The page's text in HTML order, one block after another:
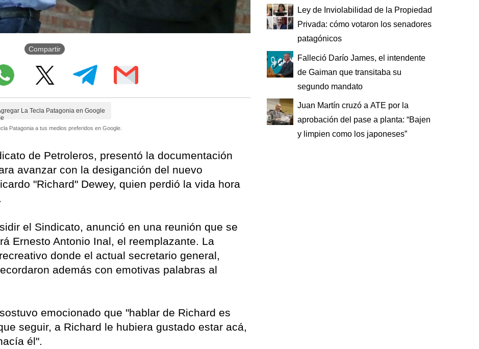
Compartir
La Tecla Patagonia en Google
Patagonia a tus medios preferidos en Google.
de Petroleros, presentó la documentación
avanzar con la desiganción del nuevo
"Richard" Dewey, quien perdió la vida hora
el Sindicato, anunció en una reunión que se
Ernesto Antonio Inal, el reemplazante. La
donde el actual secretario general,
además con emotivas palabras al
emocionado que "hablar de Richard es
seguir, a Richard le hubiera gustado estar acá,
él".
Ley de Inviolabilidad de la Propiedad
Privada: cómo votaron los senadores
patagónicos
Falleció Darío James, el intendente
de Gaiman que transitaba su
segundo mandato
Juan Martín cruzó a ATE por la
aprobación del pase a planta: “Bajen
y limpien como los japoneses”